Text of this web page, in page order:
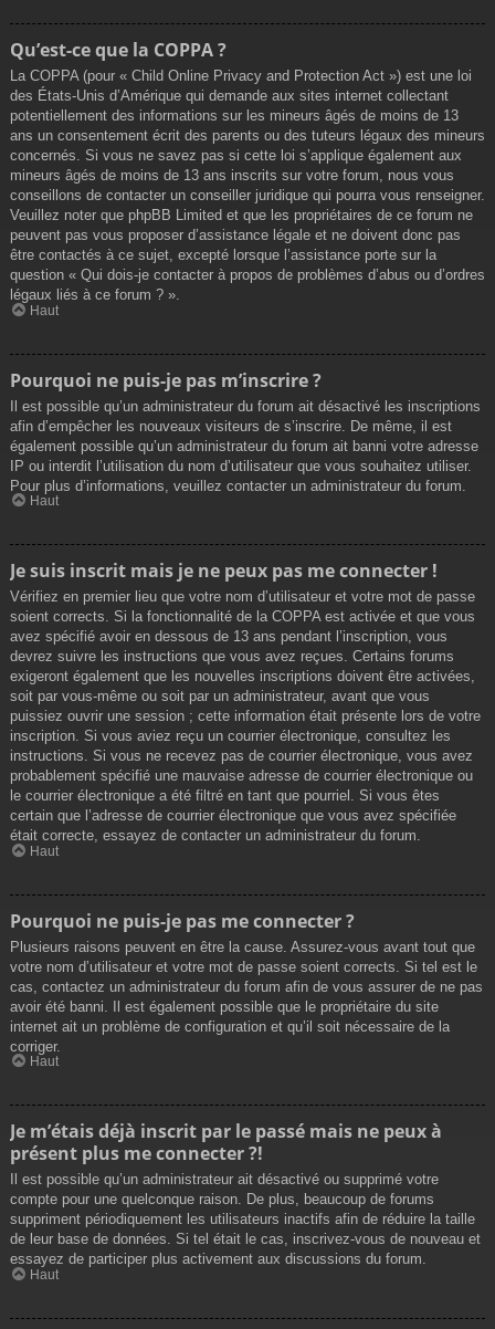
Qu’est-ce que la COPPA ?
La COPPA (pour « Child Online Privacy and Protection Act ») est une loi
des États-Unis d’Amérique qui demande aux sites internet collectant
potentiellement des informations sur les mineurs âgés de moins de 13
ans un consentement écrit des parents ou des tuteurs légaux des mineurs
concernés. Si vous ne savez pas si cette loi s’applique également aux
mineurs âgés de moins de 13 ans inscrits sur votre forum, nous vous
conseillons de contacter un conseiller juridique qui pourra vous renseigner.
Veuillez noter que phpBB Limited et que les propriétaires de ce forum ne
peuvent pas vous proposer d’assistance légale et ne doivent donc pas
être contactés à ce sujet, excepté lorsque l’assistance porte sur la
question « Qui dois-je contacter à propos de problèmes d’abus ou d’ordres
légaux liés à ce forum ? ».
Haut
Pourquoi ne puis-je pas m’inscrire ?
Il est possible qu’un administrateur du forum ait désactivé les inscriptions
afin d’empêcher les nouveaux visiteurs de s’inscrire. De même, il est
également possible qu’un administrateur du forum ait banni votre adresse
IP ou interdit l’utilisation du nom d’utilisateur que vous souhaitez utiliser.
Pour plus d’informations, veuillez contacter un administrateur du forum.
Haut
Je suis inscrit mais je ne peux pas me connecter !
Vérifiez en premier lieu que votre nom d’utilisateur et votre mot de passe
soient corrects. Si la fonctionnalité de la COPPA est activée et que vous
avez spécifié avoir en dessous de 13 ans pendant l’inscription, vous
devrez suivre les instructions que vous avez reçues. Certains forums
exigeront également que les nouvelles inscriptions doivent être activées,
soit par vous-même ou soit par un administrateur, avant que vous
puissiez ouvrir une session ; cette information était présente lors de votre
inscription. Si vous aviez reçu un courrier électronique, consultez les
instructions. Si vous ne recevez pas de courrier électronique, vous avez
probablement spécifié une mauvaise adresse de courrier électronique ou
le courrier électronique a été filtré en tant que pourriel. Si vous êtes
certain que l’adresse de courrier électronique que vous avez spécifiée
était correcte, essayez de contacter un administrateur du forum.
Haut
Pourquoi ne puis-je pas me connecter ?
Plusieurs raisons peuvent en être la cause. Assurez-vous avant tout que
votre nom d’utilisateur et votre mot de passe soient corrects. Si tel est le
cas, contactez un administrateur du forum afin de vous assurer de ne pas
avoir été banni. Il est également possible que le propriétaire du site
internet ait un problème de configuration et qu’il soit nécessaire de la
corriger.
Haut
Je m’étais déjà inscrit par le passé mais ne peux à
présent plus me connecter ?!
Il est possible qu’un administrateur ait désactivé ou supprimé votre
compte pour une quelconque raison. De plus, beaucoup de forums
suppriment périodiquement les utilisateurs inactifs afin de réduire la taille
de leur base de données. Si tel était le cas, inscrivez-vous de nouveau et
essayez de participer plus activement aux discussions du forum.
Haut